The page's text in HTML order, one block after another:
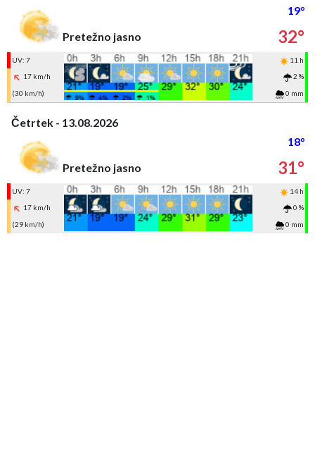
19°
Pretežno jasno
32°
UV: 7
11 h
17 km/h
2 %
(30 km/h)
0 mm
Četrtek - 13.08.2026
18°
Pretežno jasno
31°
UV: 7
14 h
17 km/h
0 %
(29 km/h)
0 mm